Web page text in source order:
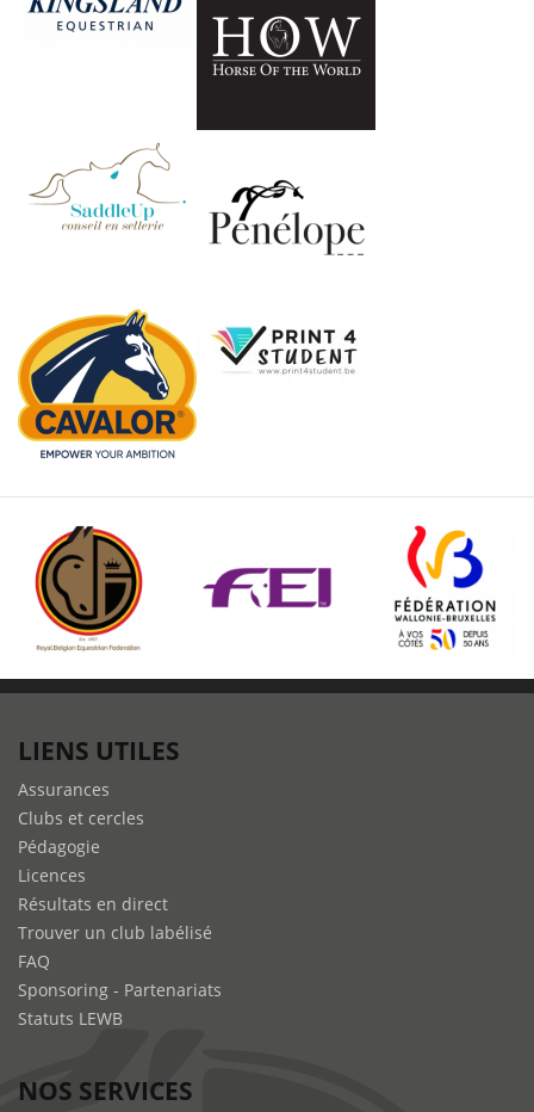
LIENS UTILES
Assurances
Clubs et cercles
Pédagogie
Licences
Résultats en direct
Trouver un club labélisé
FAQ
Sponsoring - Partenariats
Statuts LEWB
NOS SERVICES